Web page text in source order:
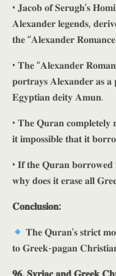
• 𝐉𝐚𝐜𝐨𝐛 𝐨𝐟 𝐒𝐞𝐫𝐮𝐠𝐡’𝐬
𝐀𝐥𝐞𝐱𝐚𝐧𝐝𝐞𝐫 𝐥𝐞𝐠𝐞𝐧𝐝𝐬,
𝐭𝐡𝐞 “𝐀𝐥𝐞𝐱𝐚𝐧𝐝𝐞𝐫
• 𝐓𝐡𝐞 “𝐀𝐥𝐞𝐱𝐚𝐧𝐝𝐞𝐫
𝐩𝐨𝐫𝐭𝐫𝐚𝐲𝐬 𝐀𝐥𝐞𝐱𝐚𝐧𝐝𝐞𝐫 𝐚𝐬
𝐄𝐠𝐲𝐩𝐭𝐢𝐚𝐧 𝐝𝐞𝐢𝐭𝐲 𝐀𝐦𝐮𝐧.
• 𝐓𝐡𝐞 𝐐𝐮𝐫𝐚𝐧 𝐜𝐨𝐦𝐩𝐥𝐞𝐭𝐞𝐥𝐲
𝐢𝐭 𝐢𝐦𝐩𝐨𝐬𝐬𝐢𝐛𝐥𝐞 𝐭𝐡𝐚𝐭 𝐢𝐭
• 𝐈𝐟 𝐭𝐡𝐞 𝐐𝐮𝐫𝐚𝐧 𝐛𝐨𝐫𝐫𝐨𝐰𝐞𝐝
𝐰𝐡𝐲 𝐝𝐨𝐞𝐬 𝐢𝐭 𝐞𝐫𝐚𝐬𝐞 𝐚𝐥𝐥
𝐂𝐨𝐧𝐜𝐥𝐮𝐬𝐢𝐨𝐧:
𝐓𝐡𝐞 𝐐𝐮𝐫𝐚𝐧’𝐬 𝐬𝐭𝐫𝐢𝐜𝐭
𝐭𝐨 𝐆𝐫𝐞𝐞𝐤-𝐩𝐚𝐠𝐚𝐧